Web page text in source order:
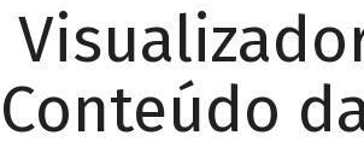
Conteúdo